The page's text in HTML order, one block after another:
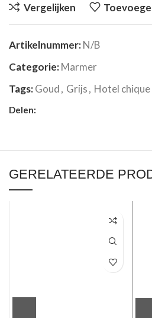
Vergelijken
Artikelnummer:N/B
Categorie:Marmer
Tags:Goud, Grijs, Hotel chique
Delen:
GERELATEERDE